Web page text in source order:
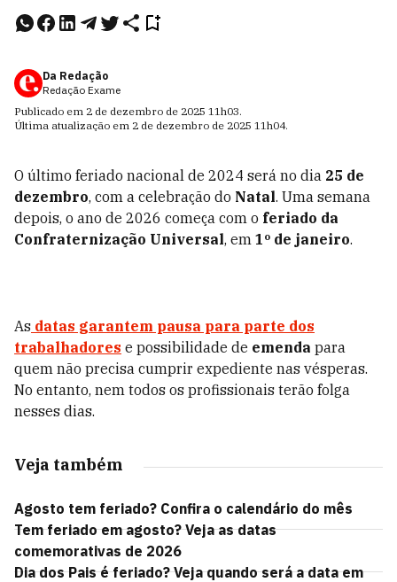
Da Redação
Redação Exame
Publicado em 2 de dezembro de 2025 11h03.
Última atualização em 2 de dezembro de 2025 11h04.
O último feriado nacional de 2024 será no dia 25 de
dezembro, com a celebração do Natal. Uma semana
depois, o ano de 2026 começa com o feriado da
Confraternização Universal, em 1º de janeiro.
As datas garantem pausa para parte dos
trabalhadores e possibilidade de emenda para
quem não precisa cumprir expediente nas vésperas.
No entanto, nem todos os profissionais terão folga
nesses dias.
Veja também
Agosto tem feriado? Confira o calendário do mês
Tem feriado em agosto? Veja as datas
comemorativas de 2026
Dia dos Pais é feriado? Veja quando será a data em